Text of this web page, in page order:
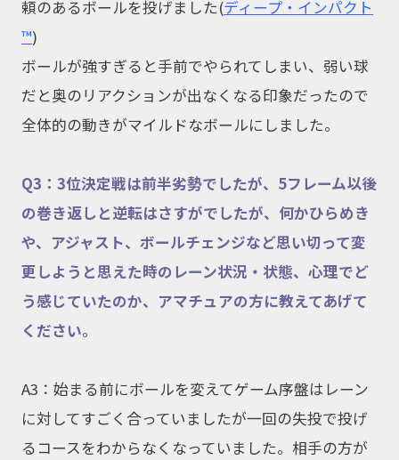
頼のあるボールを投げました(ディープ・インパクト
™)
ボールが強すぎると手前でやられてしまい、弱い球
だと奥のリアクションが出なくなる印象だったので
全体的の動きがマイルドなボールにしました。
Q3：3位決定戦は前半劣勢でしたが、5フレーム以後
の巻き返しと逆転はさすがでしたが、何かひらめき
や、アジャスト、ボールチェンジなど思い切って変
更しようと思えた時のレーン状況・状態、心理でど
う感じていたのか、アマチュアの方に教えてあげて
ください。
A3：始まる前にボールを変えてゲーム序盤はレーン
に対してすごく合っていましたが一回の失投で投げ
るコースをわからなくなっていました。相手の方が